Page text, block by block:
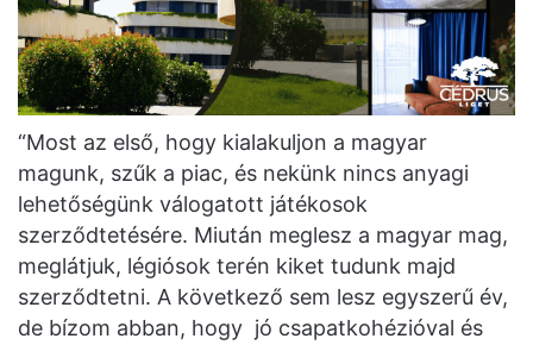
“Most az első, hogy kialakuljon a magyar
magunk, szűk a piac, és nekünk nincs anyagi
lehetőségünk válogatott játékosok
szerződtetésére. Miután meglesz a magyar mag,
meglátjuk, légiósok terén kiket tudunk majd
szerződtetni. A következő sem lesz egyszerű év,
de bízom abban, hogy jó csapatkohézióval és